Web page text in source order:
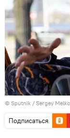
© Sputnik / Sergey
Подписаться